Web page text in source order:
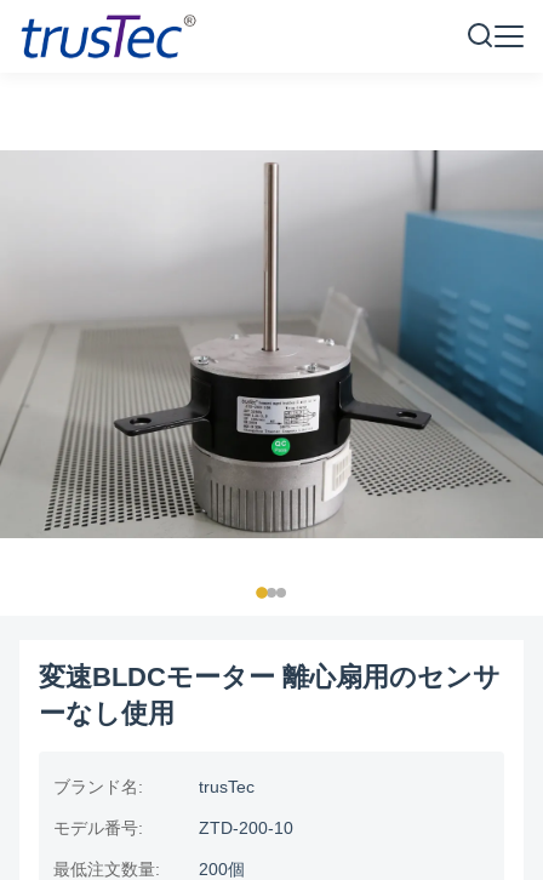
変速BLDCモーター 離心扇用のセンサ
ーなし使用
ブランド名: trusTec
モデル番号: ZTD-200-10
最低注文数量: 200個